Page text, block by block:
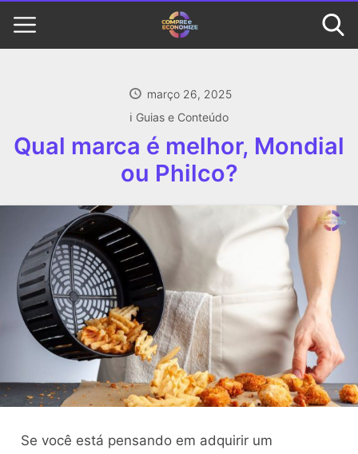
março 26, 2025
ℹ️ Guias e Conteúdo
Qual marca é melhor, Mondial
ou Philco?
Se você está pensando em adquirir um